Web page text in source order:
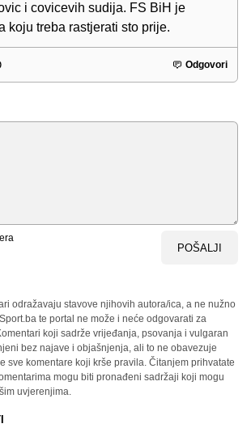
i covicevih sudija. FS BiH je
koju treba rastjerati sto prije.
Odgovori
POŠALJI
odražavaju stavove njihovih autora/ica, a ne nužno
te portal ne može i neće odgovarati za
koji sadrže vrijeđanja, psovanja i vulgaran
bez najave i objašnjenja, ali to ne obavezuje
sve komentare koji krše pravila. Čitanjem prihvatate
mogu biti pronađeni sadržaji koji mogu
uvjerenjima.